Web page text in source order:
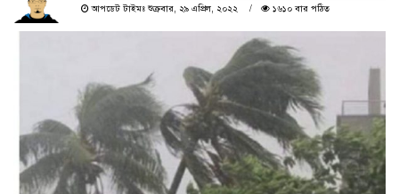
আপডেট টাইমঃ শুক্রবার, ২৯ এপ্রিল, ২০২২
১৬১০ বার পঠিত